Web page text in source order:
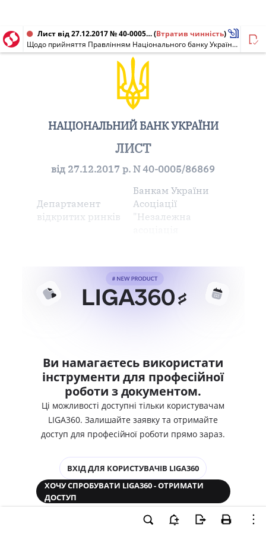
Лист від 27.12.2017 № 40-0005/86869(Втратив чинність)
Щодо прийняття Правлінням Національного банку України постанови від 26 грудня 2017 року N 142 "Про внесення змін до Інструкції про переміщення готівки і банківських металів через митний кордон України"
НАЦІОНАЛЬНИЙ БАНК УКРАЇНИ
ЛИСТ
від 27.12.2017 р. N 40-0005/86869
Департамент
відкритих ринків
Банкам України
Асоціації
"Незалежна
Ви намагаєтесь використати
інструменти для професійної
роботи з документом.
Ці можливості доступні тільки користувачам
LIGA360. Залишайте заявку та отримайте
доступ для професійної роботи прямо зараз.
ВХІД ДЛЯ КОРИСТУВАЧІВ LIGA360
ХОЧУ СПРОБУВАТИ LIGA360 - ОТРИМАТИ
ДОСТУП
Законодавство та аналітика